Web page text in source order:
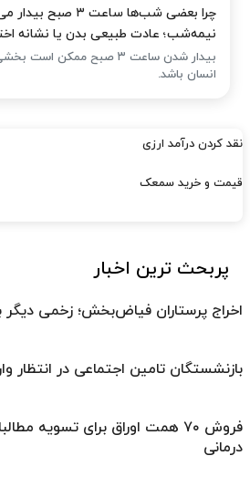
چرا بعضی شب‌ها ساعت
نیمه‌شب؛ عادت طبیعی بدن یا نشانه
بیدار شدن ساعت ۳ صبح ممکن
انسان باشد.
نقد کردن درآمد ارزی
قیمت و خرید سمعک
پربحث ترین اخبار
اخراج پرستاران فیاض‌بخش؛ زخمی دیگر
بازنشستگان تامین اجتماعی در انتظار
فروش ۷۰ همت اوراق برای تسویه
درمانی